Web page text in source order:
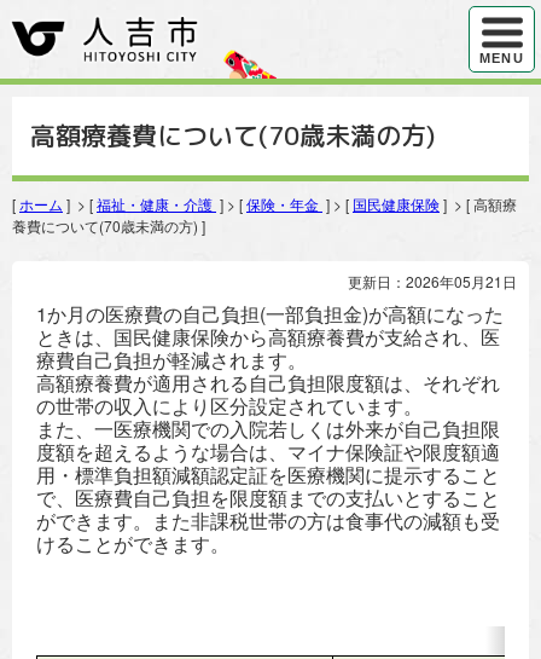
ハンバ
MENU
高額療養費について(70歳未満の方)
[ ホーム ] > [福祉・健康・介護 ] > [保険・年金 ] > [ 国民健康保険] > [ 高額療
養費について(70歳未満の方) ]
更新日：2026年05月21日
1か月の医療費の自己負担(一部負担金)が高額になった
ときは、国民健康保険から高額療養費が支給され、医
療費自己負担が軽減されます。
高額療養費が適用される自己負担限度額は、それぞれ
の世帯の収入により区分設定されています。
また、一医療機関での入院若しくは外来が自己負担限
度額を超えるような場合は、マイナ保険証や限度額適
用・標準負担額減額認定証を医療機関に提示すること
で、医療費自己負担を限度額までの支払いとすること
ができます。また非課税世帯の方は食事代の減額も受
けることができます。